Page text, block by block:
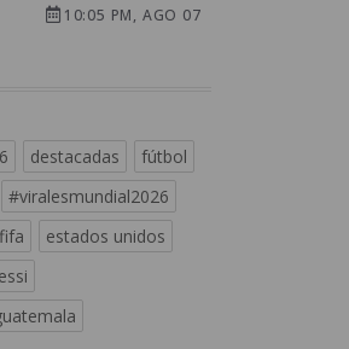
10:05 PM, AGO 07
destacadas
fútbol
#viralesmundial2026
fifa
estados unidos